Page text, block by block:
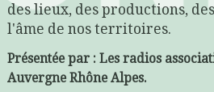
des lieux, des productions,
l'âme de nos territoires.
Présentée par : Les radios
Auvergne Rhône Alpes.